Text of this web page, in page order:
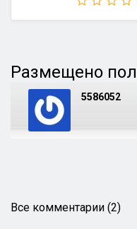
Размещено
5586052
Все комментарии (2)